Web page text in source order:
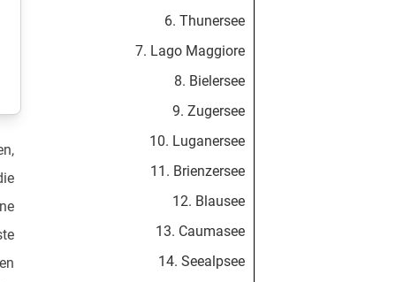
6. Thunersee
7. Lago Maggiore
8. Bielersee
9. Zugersee
10. Luganersee
11. Brienzersee
12. Blausee
13. Caumasee
14. Seealpsee